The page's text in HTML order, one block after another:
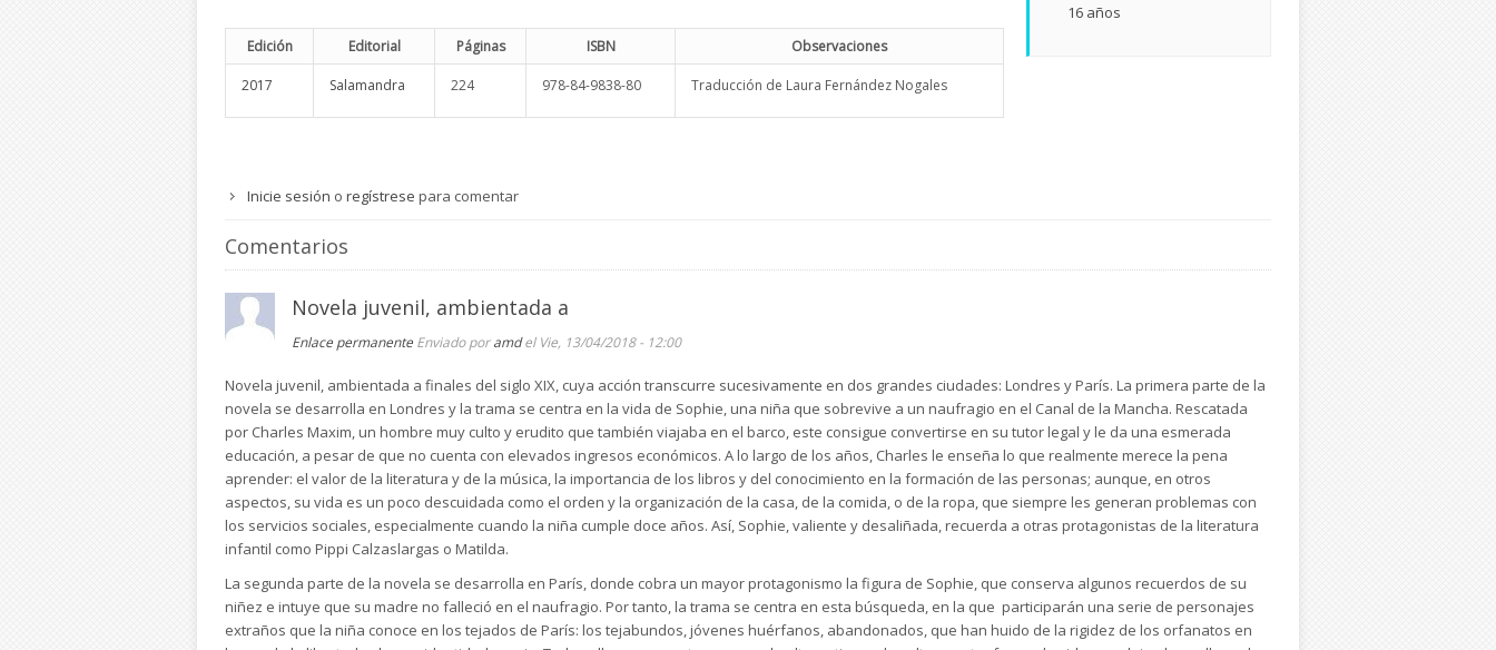
Edición Editorial Páginas ISBN Observaciones
2017 Salamandra 224 978-84-9838-80 Traducción de Laura Fernández Nogales
16 años
Inicie sesión o regístrese para comentar
Comentarios
Novela juvenil, ambientada a
Enlace permanente Enviado poramdel Vie, 13/04/2018 - 12:00
Novela juvenil, ambientada a finales del siglo XIX, cuya acción transcurre sucesivamente en dos grandes ciudades: Londres y París. La primera parte de la
novela se desarrolla en Londres y la trama se centra en la vida de Sophie, una niña que sobrevive a un naufragio en el Canal de la Mancha. Rescatada
por Charles Maxim, un hombre muy culto y erudito que también viajaba en el barco, este consigue convertirse en su tutor legal y le da una esmerada
educación, a pesar de que no cuenta con elevados ingresos económicos. A lo largo de los años, Charles le enseña lo que realmente merece la pena
aprender: el valor de la literatura y de la música, la importancia de los libros y del conocimiento en la formación de las personas; aunque, en otros
aspectos, su vida es un poco descuidada como el orden y la organización de la casa, de la comida, o de la ropa, que siempre les generan problemas con
los servicios sociales, especialmente cuando la niña cumple doce años. Así, Sophie, valiente y desaliñada, recuerda a otras protagonistas de la literatura
infantil como Pippi Calzaslargas o Matilda.
La segunda parte de la novela se desarrolla en París, donde cobra un mayor protagonismo la figura de Sophie, que conserva algunos recuerdos de su
niñez e intuye que su madre no falleció en el naufragio. Por tanto, la trama se centra en esta búsqueda, en la que participarán una serie de personajes
extraños que la niña conoce en los tejados de París: los tejabundos, jóvenes huérfanos, abandonados, que han huido de la rigidez de los orfanatos en